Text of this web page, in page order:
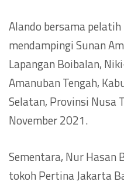
Alando bersama
mendampingi Sunan
Lapangan Boibalan,
Amanuban Tengah,
Selatan, Provinsi Nusa
November 2021.
Sementara, Nur Hasan
tokoh Pertina Jakarta